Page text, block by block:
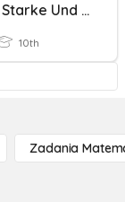
Perfekt: Starke Und Gemischte Verben (Vorbereitung Auf Das Quiz)
10th
Zadania